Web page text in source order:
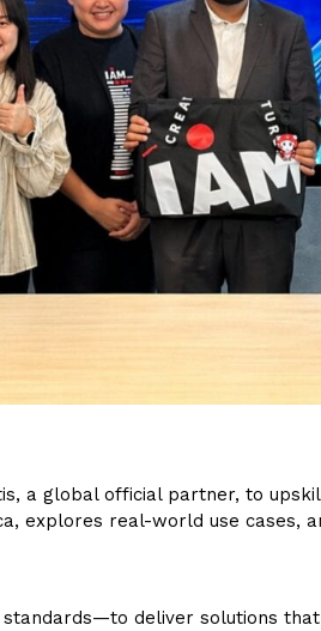
, a global official partner, to
explores real-world use
deliver solutions